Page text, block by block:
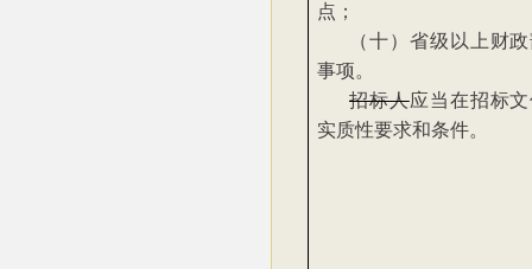
点；
（十）省级以上财
事项。
招标人应当在招标
实质性要求和条件。